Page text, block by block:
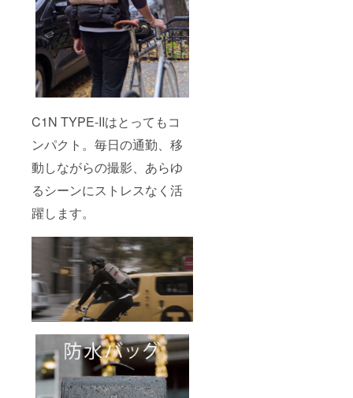
C1N TYPE-IIはとってもコ
ンパクト。毎日の通勤、移
動しながらの撮影、あらゆ
るシーンにストレスなく活
躍します。